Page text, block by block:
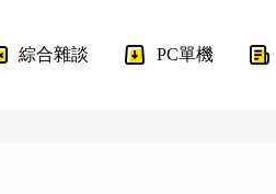
綜合雜談 PC單機